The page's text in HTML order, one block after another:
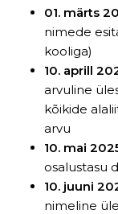
01. märts
nimede
kooliga)
10. aprill
arvuline
kõikide
arvu
10. mai
osalustasu
10. juuni
nimeline